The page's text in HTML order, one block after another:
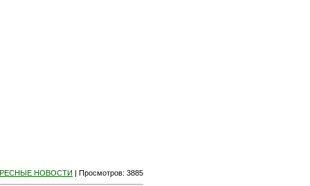
НОВОСТИ | Просмотров: 3885